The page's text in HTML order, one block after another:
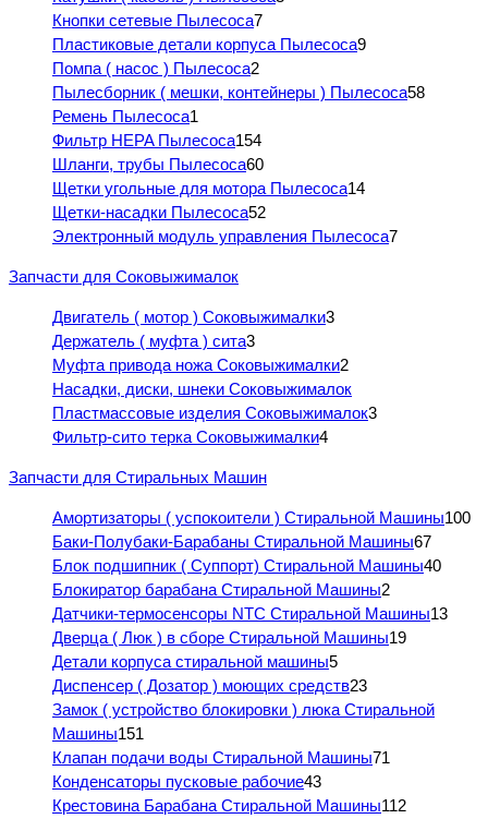
Кнопки сетевые Пылесоса7
Пластиковые детали корпуса Пылесоса9
Помпа ( насос ) Пылесоса2
Пылесборник ( мешки, контейнеры ) Пылесоса58
Ремень Пылесоса1
Фильтр HEPA Пылесоса154
Шланги, трубы Пылесоса60
Щетки угольные для мотора Пылесоса14
Щетки-насадки Пылесоса52
Электронный модуль управления Пылесоса7
Запчасти для Соковыжималок
Двигатель ( мотор ) Соковыжималки3
Держатель ( муфта ) сита3
Муфта привода ножа Соковыжималки2
Насадки, диски, шнеки Соковыжималок
Пластмассовые изделия Соковыжималок3
Фильтр-сито терка Соковыжималки4
Запчасти для Стиральных Машин
Амортизаторы ( успокоители ) Стиральной Машины100
Баки-Полубаки-Барабаны Стиральной Машины67
Блок подшипник ( Суппорт) Стиральной Машины40
Блокиратор барабана Стиральной Машины2
Датчики-термосенсоры NTC Стиральной Машины13
Дверца ( Люк ) в сборе Стиральной Машины19
Детали корпуса стиральной машины5
Диспенсер ( Дозатор ) моющих средств23
Замок ( устройство блокировки ) люка Стиральной
Машины151
Клапан подачи воды Стиральной Машины71
Конденсаторы пусковые рабочие43
Крестовина Барабана Стиральной Машины112